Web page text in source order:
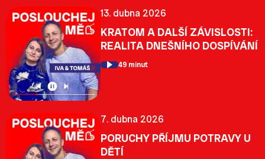
13. dubna 2026
KRATOM A DALŠÍ ZÁVISLOSTI:
REALITA DNEŠNÍHO DOSPÍVÁNÍ
49 minut
7. dubna 2026
PORUCHY PŘÍJMU POTRAVY U
DĚTÍ